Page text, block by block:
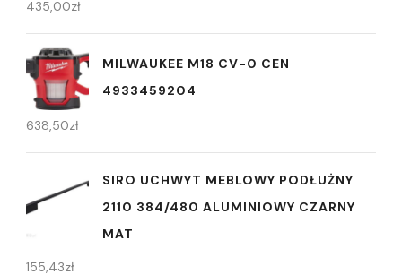
435,00zł
MILWAUKEE M18 CV-0 CEN
4933459204
638,50zł
SIRO UCHWYT MEBLOWY PODŁUŻNY
2110 384/480 ALUMINIOWY CZARNY
MAT
155,43zł